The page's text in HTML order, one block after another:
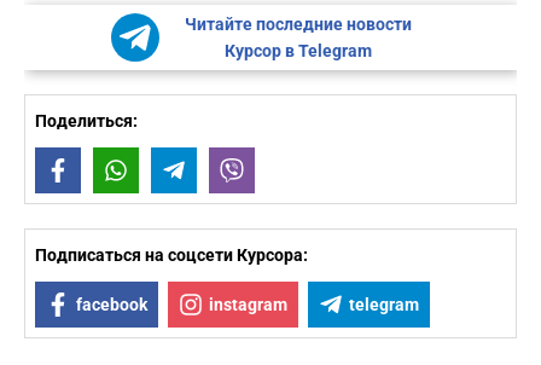
Читайте последние новости
Курсор в Telegram
Поделиться:
FacebookWhatsAppTelegram
Подписаться на соцсети Курсора:
facebook instagram telegram